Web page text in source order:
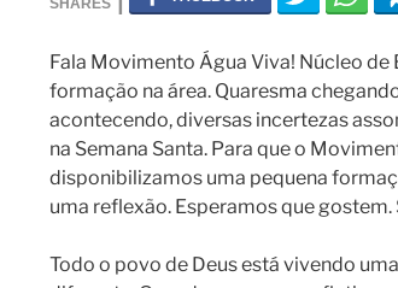
Fala Movimento Água Viva! Núcleo
formação na área. Quaresma
acontecendo, diversas incertezas
na Semana Santa. Para que o
disponibilizamos uma pequena
uma reflexão. Esperamos que gostem.
Todo o povo de Deus está vivendo